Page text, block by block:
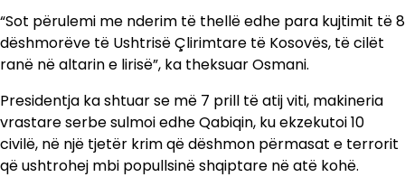
“Sot përulemi me nderim të thellë edhe para kujtimit të 8
dëshmorëve të Ushtrisë Çlirimtare të Kosovës, të cilët
ranë në altarin e lirisë”, ka theksuar Osmani.
Presidentja ka shtuar se më 7 prill të atij viti, makineria
vrastare serbe sulmoi edhe Qabiqin, ku ekzekutoi 10
civilë, në një tjetër krim që dëshmon përmasat e terrorit
që ushtrohej mbi popullsinë shqiptare në atë kohë.